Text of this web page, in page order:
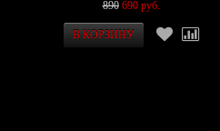
890 690 руб.